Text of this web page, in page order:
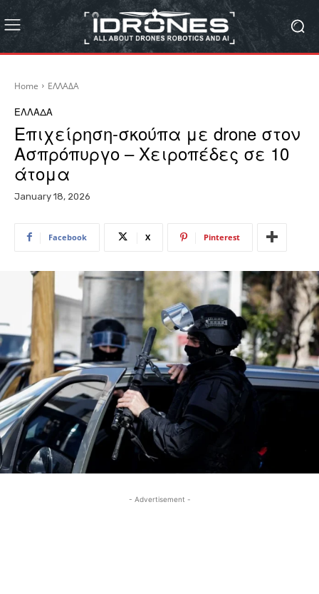
Home ΕΛΛΑΔΑ
ΕΛΛΑΔΑ
Επιχείρηση-σκούπα με drone στον
Ασπρόπυργο – Χειροπέδες σε 10
άτομα
January 18, 2026
Facebook X Pinterest
- Advertisement -